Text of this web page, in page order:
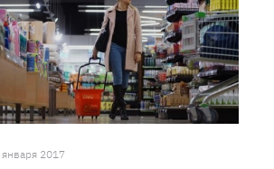
января 2017